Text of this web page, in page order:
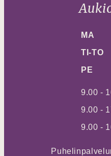
MA
TI-TO
PE
9.00 -
9.00 -
9.00 -